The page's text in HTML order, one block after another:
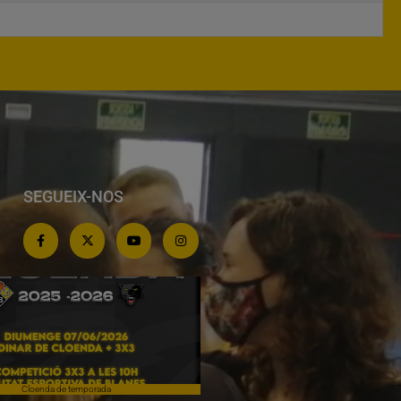
SEGUEIX-NOS
Cloenda de temporada